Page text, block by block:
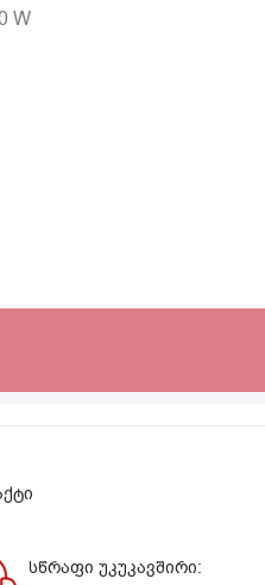
W
სწრაფი უკუკავშირი: